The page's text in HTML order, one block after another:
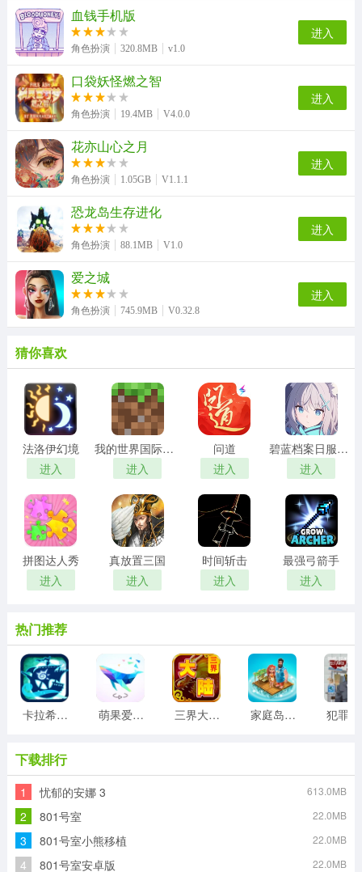
血钱手机版
角色扮演 320.8MB v1.0
进入
口袋妖怪燃之智
角色扮演 19.4MB V4.0.0
进入
花亦山心之月
角色扮演 1.05GB V1.1.1
进入
恐龙岛生存进化
角色扮演 88.1MB V1.0
进入
爱之城
角色扮演 745.9MB V0.32.8
进入
猜你喜欢
法洛伊幻境
进入
我的世界国际服手机版
进入
问道
进入
碧蓝档案日服正版
进入
拼图达人秀
进入
真放置三国
进入
时间斩击
进入
最强弓箭手
进入
热门推荐
卡拉希尔战记 萌果爱消除游戏 三界大陆手机版 家庭岛中文版
下载排行
1 忧郁的安娜 3 613.0MB
2 801号室 22.0MB
3 801号室小熊移植 22.0MB
4 801号室安卓版 22.0MB